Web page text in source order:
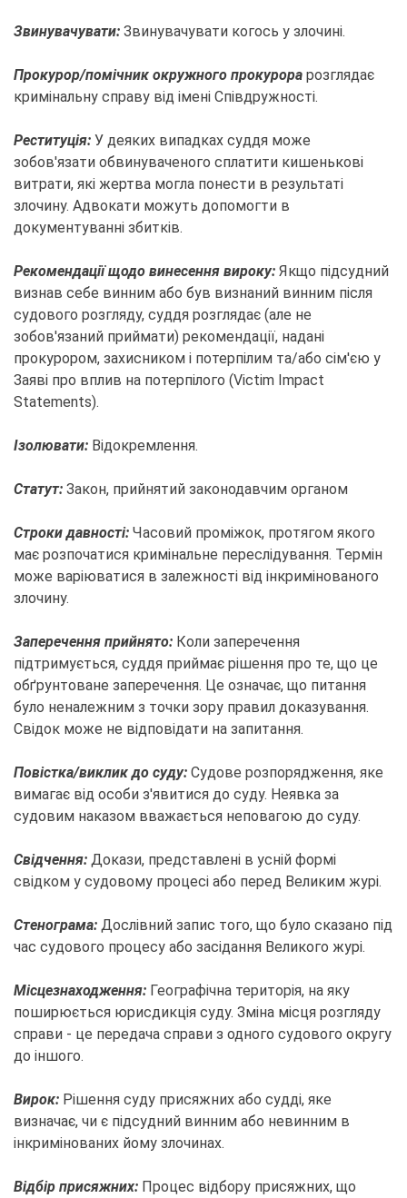
Звинувачувати: Звинувачувати когось у злочині.
Прокурор/помічник окружного прокурора розглядає
кримінальну справу від імені Співдружності.
Реституція: У деяких випадках суддя може
зобов'язати обвинуваченого сплатити кишенькові
витрати, які жертва могла понести в результаті
злочину. Адвокати можуть допомогти в
документуванні збитків.
Рекомендації щодо винесення вироку: Якщо підсудний
визнав себе винним або був визнаний винним після
судового розгляду, суддя розглядає (але не
зобов'язаний приймати) рекомендації, надані
прокурором, захисником і потерпілим та/або сім'єю у
Заяві про вплив на потерпілого (Victim Impact
Statements).
Ізолювати: Відокремлення.
Статут: Закон, прийнятий законодавчим органом
Строки давності: Часовий проміжок, протягом якого
має розпочатися кримінальне переслідування. Термін
може варіюватися в залежності від інкримінованого
злочину.
Заперечення прийнято: Коли заперечення
підтримується, суддя приймає рішення про те, що це
обґрунтоване заперечення. Це означає, що питання
було неналежним з точки зору правил доказування.
Свідок може не відповідати на запитання.
Повістка/виклик до суду: Судове розпорядження, яке
вимагає від особи з'явитися до суду. Неявка за
судовим наказом вважається неповагою до суду.
Свідчення: Докази, представлені в усній формі
свідком у судовому процесі або перед Великим журі.
Стенограма: Дослівний запис того, що було сказано під
час судового процесу або засідання Великого журі.
Місцезнаходження: Географічна територія, на яку
поширюється юрисдикція суду. Зміна місця розгляду
справи - це передача справи з одного судового округу
до іншого.
Вирок: Рішення суду присяжних або судді, яке
визначає, чи є підсудний винним або невинним в
інкримінованих йому злочинах.
Відбір присяжних: Процес відбору присяжних, що